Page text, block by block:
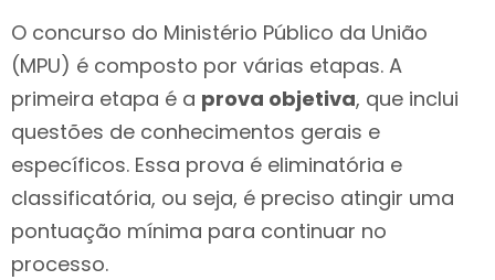
O concurso do Ministério Público da União
(MPU) é composto por várias etapas. A
primeira etapa é a prova objetiva, que inclui
questões de conhecimentos gerais e
específicos. Essa prova é eliminatória e
classificatória, ou seja, é preciso atingir uma
pontuação mínima para continuar no
processo.